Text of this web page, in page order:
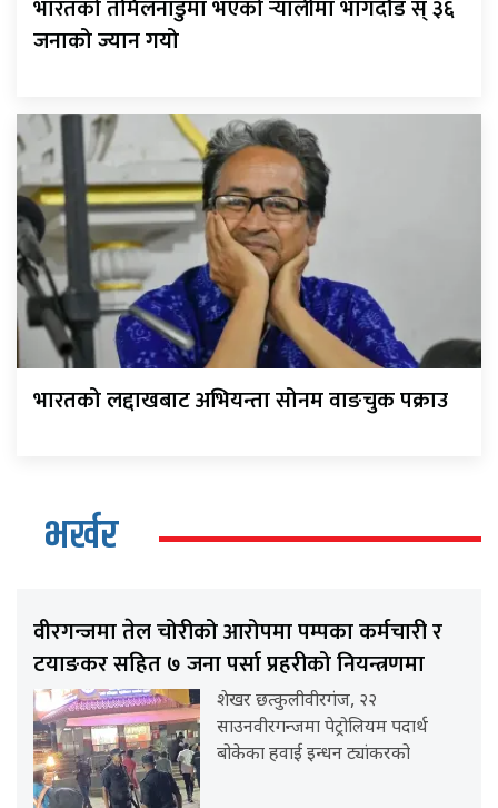
भारतको तमिलनाडुमा भएको र्‍यालीमा भागदौड स् ३६
जनाको ज्यान गयो
भारतको लद्दाखबाट अभियन्ता सोनम वाङचुक पक्राउ
भर्खर
वीरगन्जमा तेल चोरीको आरोपमा पम्पका कर्मचारी र
टयाङकर सहित ७ जना पर्सा प्रहरीको नियन्त्रणमा
शेखर छत्कुलीवीरगंज, २२
साउनवीरगन्जमा पेट्रोलियम पदार्थ
बोकेका हवाई इन्धन ट्यांकरको